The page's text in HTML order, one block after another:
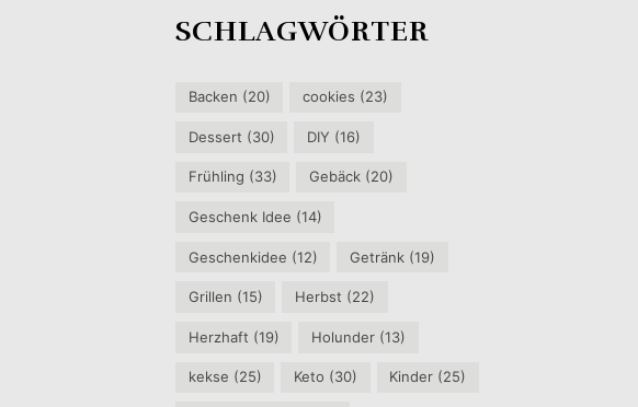
SCHLAGWÖRTER
Backen (20) cookies (23)
Dessert (30) DIY (16)
Frühling (33) Gebäck (20)
Geschenk Idee (14)
Geschenkidee (12) Getränk (19)
Grillen (15) Herbst (22)
Herzhaft (19) Holunder (13)
kekse (25) Keto (30) Kinder (25)